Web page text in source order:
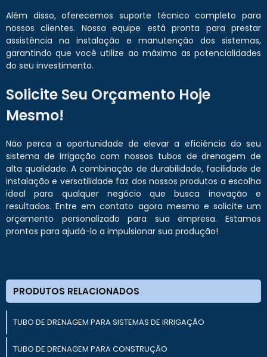
Além disso, oferecemos suporte técnico completo para
nossos clientes. Nossa equipe está pronta para prestar
assistência na instalação e manutenção dos sistemas,
garantindo que você utilize ao máximo as potencialidades
do seu investimento.
Solicite Seu Orçamento Hoje
Mesmo!
Não perca a oportunidade de elevar a eficiência do seu
sistema de irrigação com nossos tubos de drenagem de
alta qualidade. A combinação de durabilidade, facilidade de
instalação e versatilidade faz dos nossos produtos a escolha
ideal para qualquer negócio que busca inovação e
resultados. Entre em contato agora mesmo e solicite um
orçamento personalizado para sua empresa. Estamos
prontos para ajudá-lo a impulsionar sua produção!
PRODUTOS RELACIONADOS
TUBO DE DRENAGEM PARA SISTEMAS DE IRRIGAÇÃO
TUBO DE DRENAGEM PARA CONSTRUÇÃO